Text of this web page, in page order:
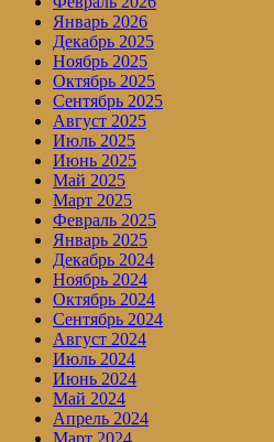
Январь 2026
Декабрь 2025
Ноябрь 2025
Октябрь 2025
Сентябрь 2025
Август 2025
Июль 2025
Июнь 2025
Май 2025
Март 2025
Февраль 2025
Январь 2025
Декабрь 2024
Ноябрь 2024
Октябрь 2024
Сентябрь 2024
Август 2024
Июль 2024
Июнь 2024
Май 2024
Апрель 2024
Март 2024